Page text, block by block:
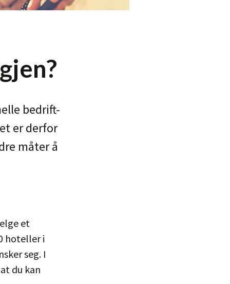
bedrift-
er derfor
måter å
et
hoteller i
seg. I
du kan